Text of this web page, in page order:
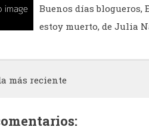
Buenos días blogueros,
estoy muerto, de Julia
más reciente